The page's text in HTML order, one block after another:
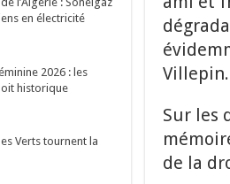
Villepin.
Sur les
de la
en électricité
2026 : les
historique
Verts tournent la